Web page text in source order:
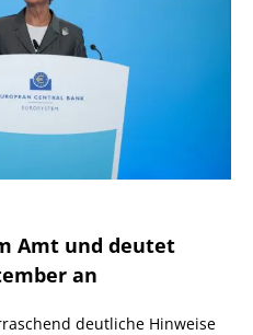
Amt und deutet
an
deutliche Hinweise